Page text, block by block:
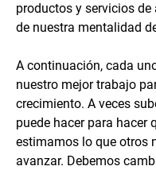
productos y servicios
de nuestra mentalidad
A continuación, cada
nuestro mejor trabajo
crecimiento. A veces
puede hacer para hacer
estimamos lo que otros
avanzar. Debemos